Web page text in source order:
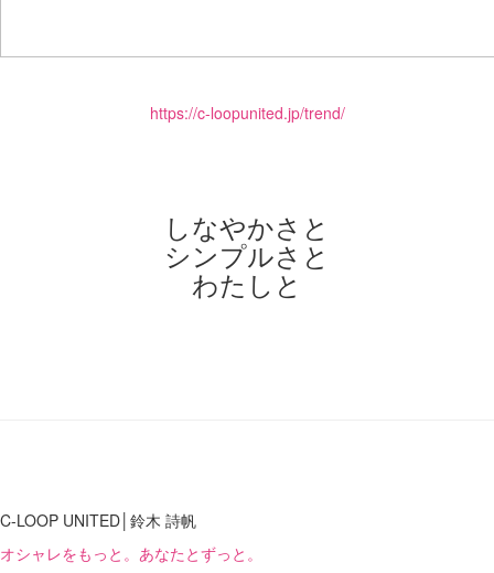
https://c-loopunited.jp/trend/
しなやかさと
シンプルさと
わたしと
C-LOOP UNITED│鈴木 詩帆
オシャレをもっと。あなたとずっと。